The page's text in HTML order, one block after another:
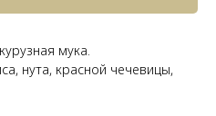
мука.
нута, красной чечевицы,